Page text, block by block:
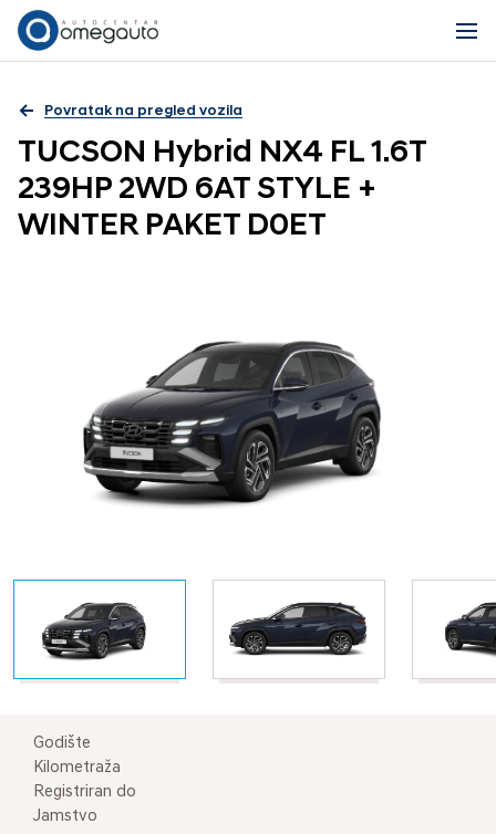
Povratak na pregled vozila
TUCSON Hybrid NX4 FL 1.6T
239HP 2WD 6AT STYLE +
WINTER PAKET D0ET
Godište
Kilometraža
Registriran do
Jamstvo